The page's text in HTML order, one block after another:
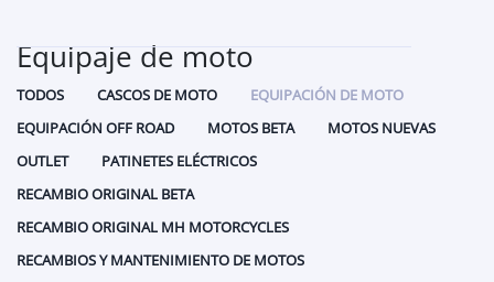
Equipaje de moto
TODOS CASCOS DE MOTO
EQUIPACIÓN DE MOTO
EQUIPACIÓN OFF ROAD
MOTOS BETA
MOTOS NUEVAS
OUTLET
PATINETES ELÉCTRICOS
RECAMBIO ORIGINAL BETA
RECAMBIO ORIGINAL MH MOTORCYCLES
RECAMBIOS Y MANTENIMIENTO DE MOTOS